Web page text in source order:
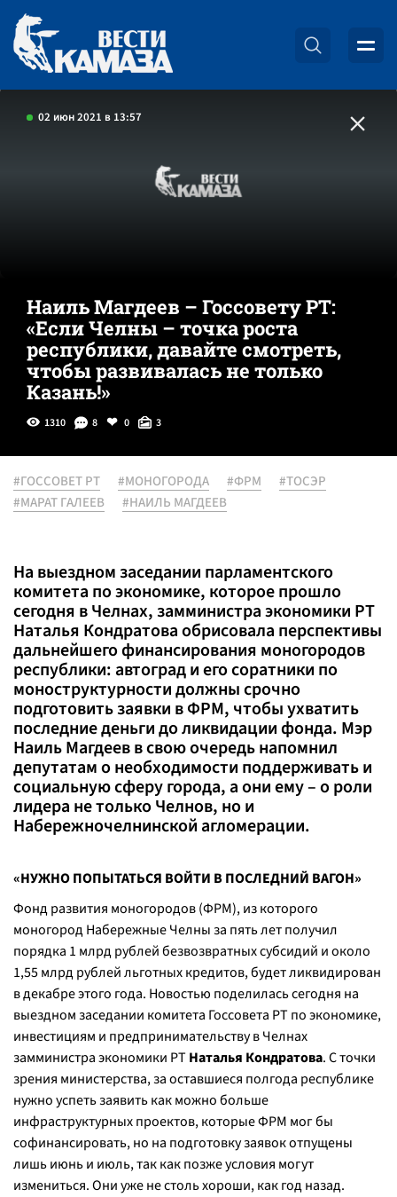
02 июн 2021 в 13:57
Наиль Магдеев – Госсовету РТ:
«Если Челны – точка роста
республики, давайте смотреть,
чтобы развивалась не только
Казань!»
1310 8 0 3
#ГОССОВЕТ РТ #МОНОГОРОДА #ФРМ
#ТОСЭР
#МАРАТ ГАЛЕЕВ
#НАИЛЬ МАГДЕЕВ
На выездном заседании парламентского
комитета по экономике, которое прошло
сегодня в Челнах, замминистра экономики РТ
Наталья Кондратова обрисовала перспективы
дальнейшего финансирования моногородов
республики: автоград и его соратники по
моноструктурности должны срочно
подготовить заявки в ФРМ, чтобы ухватить
последние деньги до ликвидации фонда. Мэр
Наиль Магдеев в свою очередь напомнил
депутатам о необходимости поддерживать и
социальную сферу города, а они ему – о роли
лидера не только Челнов, но и
Набережночелнинской агломерации.
«НУЖНО ПОПЫТАТЬСЯ ВОЙТИ В ПОСЛЕДНИЙ ВАГОН»
Фонд развития моногородов (ФРМ), из которого
моногород Набережные Челны за пять лет получил
порядка 1 млрд рублей безвозвратных субсидий и около
1,55 млрд рублей льготных кредитов, будет ликвидирован
в декабре этого года. Новостью поделилась сегодня на
выездном заседании комитета Госсовета РТ по экономике,
инвестициям и предпринимательству в Челнах
замминистра экономики РТ Наталья Кондратова. С точки
зрения министерства, за оставшиеся полгода республике
нужно успеть заявить как можно больше
инфраструктурных проектов, которые ФРМ мог бы
софинансировать, но на подготовку заявок отпущены
лишь июнь и июль, так как позже условия могут
измениться. Они уже не столь хороши, как год назад.